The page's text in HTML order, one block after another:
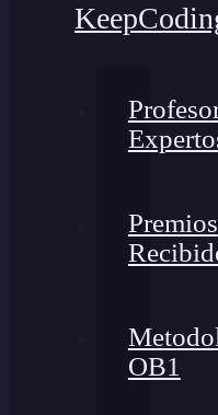
Premios
OB1